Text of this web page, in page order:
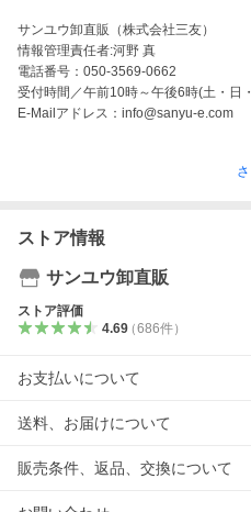
サンユウ卸直販（株式会社三友）
情報管理責任者:河野 真
電話番号：050-3569-0662
受付時間／午前10時～午後6時(土・日
E-Mailアドレス：info@sanyu-e.com
ストア情報
サンユウ卸直販
ストア評価
4.69（686件）
お支払いについて
送料、お届けについて
販売条件、返品、交換について